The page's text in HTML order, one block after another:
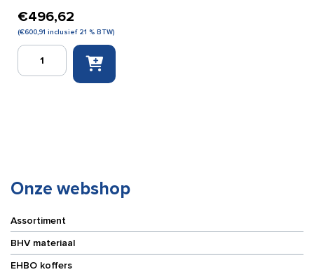
€496,62
(€600,91 inclusief 21 % BTW)
Simplex
aantal
Onze webshop
Assortiment
BHV materiaal
EHBO koffers